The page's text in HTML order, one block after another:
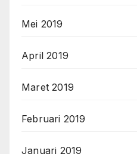
Mei 2019
April 2019
Maret 2019
Februari 2019
Januari 2019